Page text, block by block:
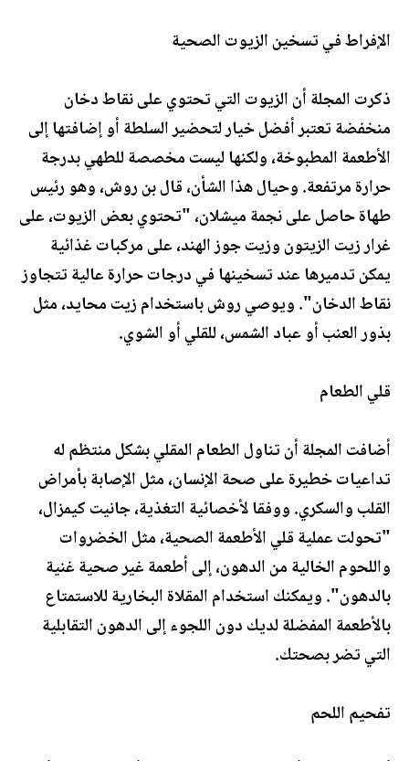
الإفراط في تسخين الزيوت الصحية
ذكرت المجلة أن الزيوت التي تحتوي على نقاط دخان
منخفضة تعتبر أفضل خيار لتحضير السلطة أو إضافتها إلى
الأطعمة المطبوخة، ولكنها ليست مخصصة للطهي بدرجة
حرارة مرتفعة. وحيال هذا الشأن، قال بن روش، وهو رئيس
طهاة حاصل على نجمة ميشلان، "تحتوي بعض الزيوت، على
غرار زيت الزيتون وزيت جوز الهند، على مركبات غذائية
يمكن تدميرها عند تسخينها في درجات حرارة عالية تتجاوز
نقاط الدخان". ويوصي روش باستخدام زيت محايد، مثل
بذور العنب أو عباد الشمس، للقلي أو الشوي.
قلي الطعام
أضافت المجلة أن تناول الطعام المقلي بشكل منتظم له
تداعيات خطيرة على صحة الإنسان، مثل الإصابة بأمراض
القلب والسكري. ووفقا لأخصائية التغذية، جانيت كيمزال،
"تحولت عملية قلي الأطعمة الصحية، مثل الخضروات
واللحوم الخالية من الدهون، إلى أطعمة غير صحية غنية
بالدهون". ويمكنك استخدام المقلاة البخارية للاستمتاع
بالأطعمة المفضلة لديك دون اللجوء إلى الدهون التقابلية
التي تضر بصحتك.
تفحيم اللحم